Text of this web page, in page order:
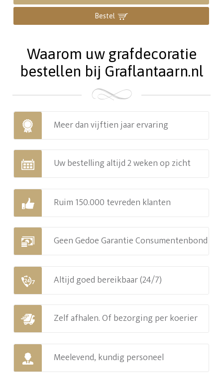
Bestel
Waarom uw grafdecoratie
bestellen bij Graflantaarn.nl
Meer dan vijftien jaar ervaring
Uw bestelling altijd 2 weken op zicht
Ruim 150.000 tevreden klanten
Geen Gedoe Garantie Consumentenbond
Altijd goed bereikbaar (24/7)
Zelf afhalen. Of bezorging per koerier
Meelevend, kundig personeel